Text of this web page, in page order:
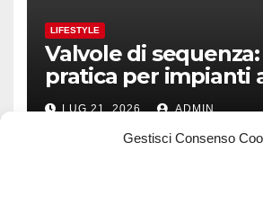
Gestisci Consenso
LIFESTYLE
Valvole di
pratica per impianti
LUG 21, 2026 ADMIN